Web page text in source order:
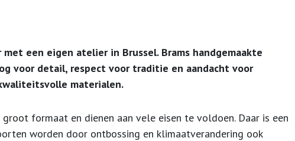
een eigen atelier in Brussel. Brams handgemaakte
voor detail, respect voor traditie en aandacht voor
materialen.
formaat en dienen aan vele eisen te voldoen. Daar is een
worden door ontbossing en klimaatverandering ook